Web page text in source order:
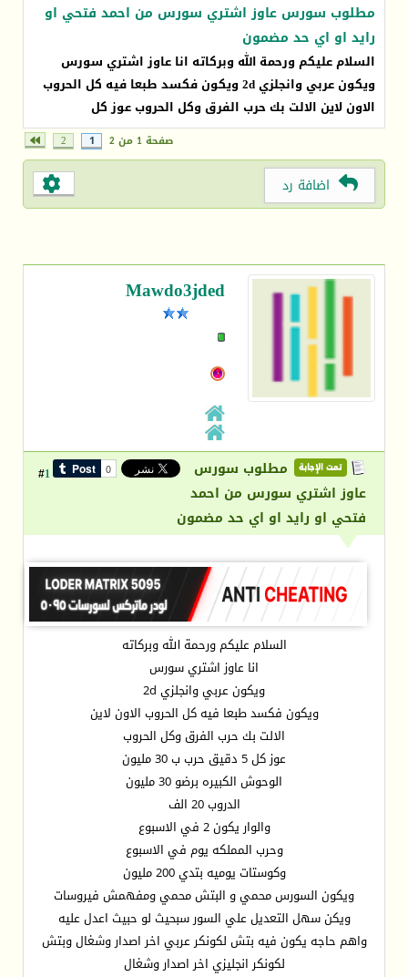
مطلوب سورس عاوز اشتري سورس من احمد فتحي او
رايد او اي حد مضمون
السلام عليكم ورحمة الله وبركاته انا عاوز اشتري سورس
ويكون عربي وانجلزي 2d ويكون فكسد طبعا فيه كل الحروب
الاون لاين الالت بك حرب الفرق وكل الحروب عوز كل
صفحة 1 من 2 1
2
اضافة رد
Mawdo3jded
#1 تمت الإجابة
مطلوب سورس
عاوز اشتري سورس من احمد
فتحي او رايد او اي حد مضمون
السلام عليكم ورحمة الله وبركاته
انا عاوز اشتري سورس
ويكون عربي وانجلزي 2d
ويكون فكسد طبعا فيه كل الحروب الاون لاين
الالت بك حرب الفرق وكل الحروب
عوز كل 5 دقيق حرب ب 30 مليون
الوحوش الكبيره برضو 30 مليون
الدروب 20 الف
والوار يكون 2 في الاسبوع
وحرب المملكه يوم في الاسبوع
وكوستات يوميه بتدي 200 مليون
ويكون السورس محمي و البتش محمي ومفهمش فيروسات
ويكن سهل التعديل علي السور سبحيث لو حبيث اعدل عليه
واهم حاجه يكون فيه بتش لكونكر عربي اخر اصدار وشغال وبتش
لكونكر انجليزي اخر اصدار وشغال